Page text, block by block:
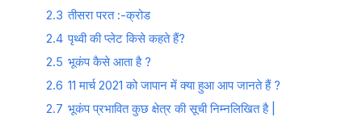
2.3 तीसरा परत :-क्रोड
2.4 पृथ्वी की प्लेट किसे कहते हैं?
2.5 भूकंप कैसे आता है ?
2.6 11 मार्च 2021 को जापान में क्या हुआ आप जानते हैं ?
2.7 भूकंप प्रभावित कुछ क्षेत्र की सूची निम्नलिखित है |